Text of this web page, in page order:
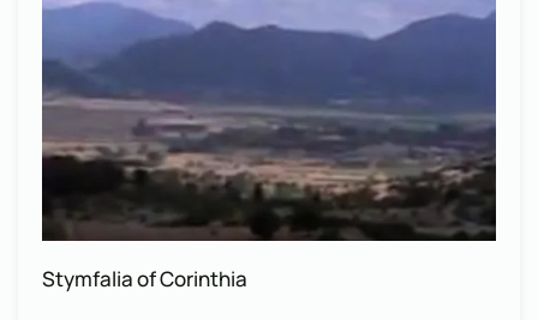
Stymfalia of Corinthia